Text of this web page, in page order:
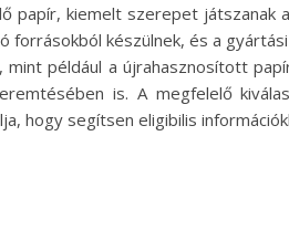
papír, kiemelt szerepet játszanak
forrásokból készülnek, és a
például a újrahasznosított
is. A megfelelő
hogy segítsen eligibilis